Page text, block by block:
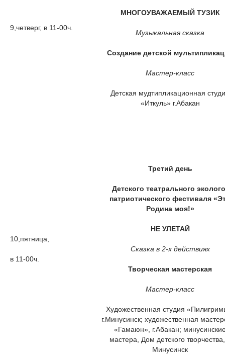
9,четверг, в 11-00ч.
МНОГОУВАЖАЕМЫЙ ТУЗИК
Музыкальная сказка
Создание детской
Мастер-класс
Детская мудтипликационная
«Иткуль» г.Абакан
10,пятница,
в 11-00ч.
Третий день
Детского театрального
патриотического фестиваля
Родина моя!»
НЕ УЛЕТАЙ
Сказка в 2-х действиях
Творческая мастерская
Мастер-класс
Художественная студия
г.Минусинск; художественная
«Гамаюн», г.Абакан;
мастера, Дом детского творчества,
Минусинск